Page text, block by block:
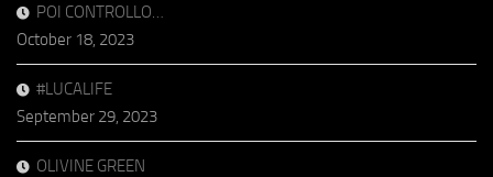
POI CONTROLLO…
October 18, 2023
#LUCALIFE
September 29, 2023
OLIVINE GREEN